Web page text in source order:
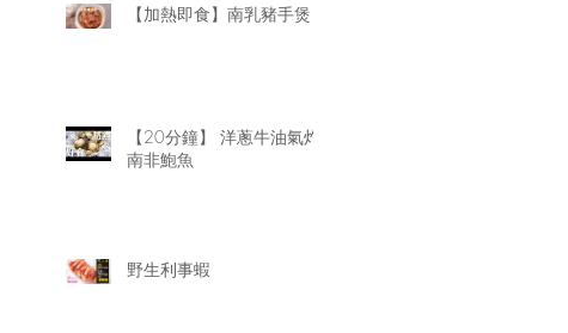
【加熱即食】南乳豬手煲
【20分鐘】 洋蔥牛油氣炸
南非鮑魚
野生利事蝦